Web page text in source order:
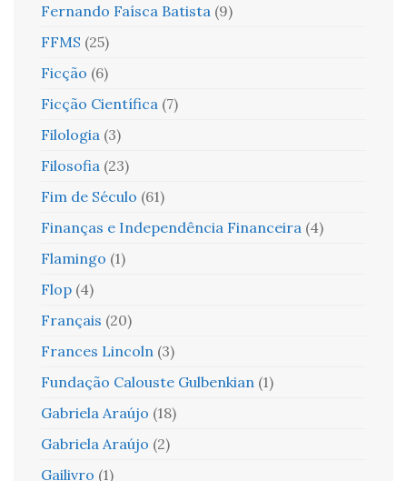
Fernando Faísca Batista (9)
FFMS (25)
Ficção (6)
Ficção Científica (7)
Filologia (3)
Filosofia (23)
Fim de Século (61)
Finanças e Independência Financeira (4)
Flamingo (1)
Flop (4)
Français (20)
Frances Lincoln (3)
Fundação Calouste Gulbenkian (1)
Gabriela Araújo (18)
Gabriela Araújo (2)
Gailivro (1)